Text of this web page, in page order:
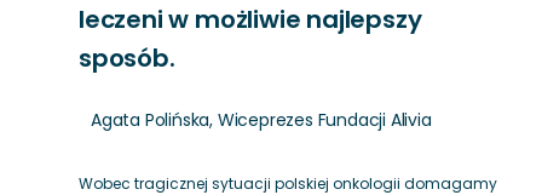
leczeni w możliwie najlepszy
sposób.
Agata Polińska, Wiceprezes Fundacji Alivia
Wobec tragicznej sytuacji polskiej onkologii domagamy